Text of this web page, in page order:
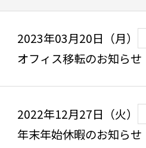
支援事例
会社情報
経営陣・顧問
2023年03月20日（月）
オフィス移転のお知らせ
2022年12月27日（火）
年末年始休暇のお知らせ